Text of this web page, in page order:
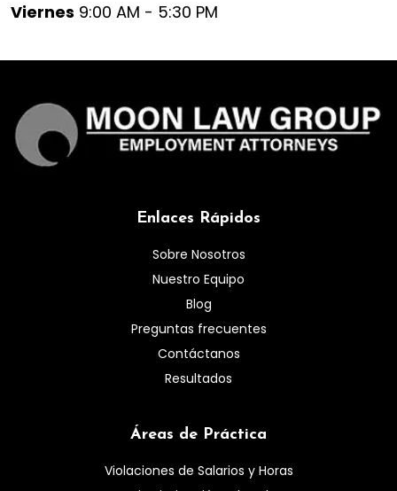
Viernes 9:00 AM - 5:30 PM
Enlaces Rápidos
Sobre Nosotros
Nuestro Equipo
Blog
Preguntas frecuentes
Contáctanos
Resultados
Áreas de Práctica
Violaciones de Salarios y Horas